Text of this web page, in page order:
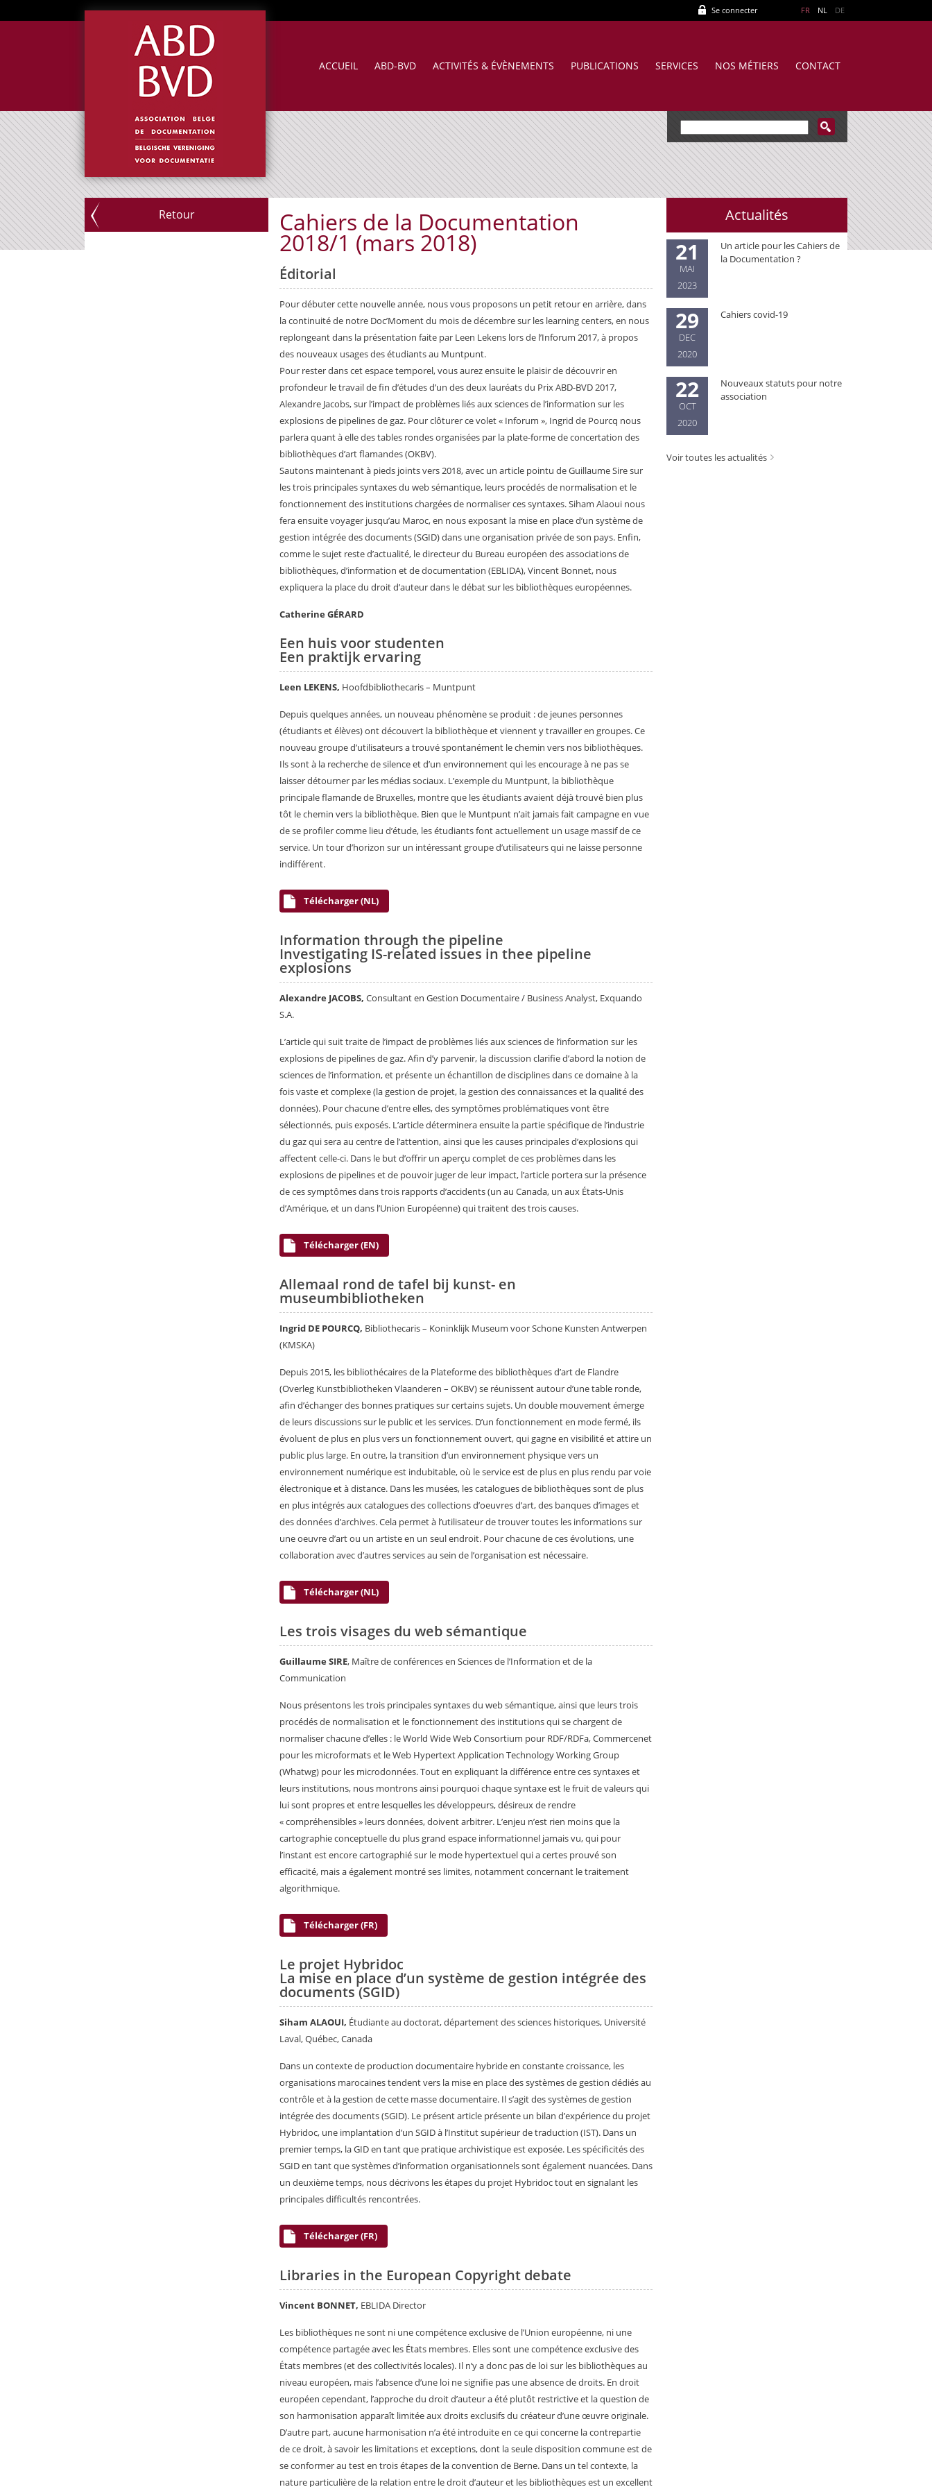
Se connecter FR NL DE
ACCUEIL ABD-BVD ACTIVITÉS & ÉVÈNEMENTS PUBLICATIONS SERVICES NOS MÉTIERS CONTACT
Retour Cahiers de la Documentation
2018/1 (mars 2018)
Éditorial
Pour débuter cette nouvelle année, nous vous proposons un petit retour en arrière, dans
la continuité de notre Doc’Moment du mois de décembre sur les learning centers, en nous
replongeant dans la présentation faite par Leen Lekens lors de l’Inforum 2017, à propos
des nouveaux usages des étudiants au Muntpunt.
Pour rester dans cet espace temporel, vous aurez ensuite le plaisir de découvrir en
profondeur le travail de fin d’études d’un des deux lauréats du Prix ABD-BVD 2017,
Alexandre Jacobs, sur l’impact de problèmes liés aux sciences de l’information sur les
explosions de pipelines de gaz. Pour clôturer ce volet « Inforum », Ingrid de Pourcq nous
parlera quant à elle des tables rondes organisées par la plate-forme de concertation des
bibliothèques d’art flamandes (OKBV).
Sautons maintenant à pieds joints vers 2018, avec un article pointu de Guillaume Sire sur
les trois principales syntaxes du web sémantique, leurs procédés de normalisation et le
fonctionnement des institutions chargées de normaliser ces syntaxes. Siham Alaoui nous
fera ensuite voyager jusqu’au Maroc, en nous exposant la mise en place d’un système de
gestion intégrée des documents (SGID) dans une organisation privée de son pays. Enfin,
comme le sujet reste d’actualité, le directeur du Bureau européen des associations de
bibliothèques, d’information et de documentation (EBLIDA), Vincent Bonnet, nous
expliquera la place du droit d’auteur dans le débat sur les bibliothèques européennes.
Catherine GÉRARD
Een huis voor studenten
Een praktijk ervaring
Leen LEKENS, Hoofdbibliothecaris – Muntpunt
Depuis quelques années, un nouveau phénomène se produit : de jeunes personnes
(étudiants et élèves) ont découvert la bibliothèque et viennent y travailler en groupes. Ce
nouveau groupe d’utilisateurs a trouvé spontanément le chemin vers nos bibliothèques.
Ils sont à la recherche de silence et d’un environnement qui les encourage à ne pas se
laisser détourner par les médias sociaux. L’exemple du Muntpunt, la bibliothèque
principale flamande de Bruxelles, montre que les étudiants avaient déjà trouvé bien plus
tôt le chemin vers la bibliothèque. Bien que le Muntpunt n’ait jamais fait campagne en vue
de se profiler comme lieu d’étude, les étudiants font actuellement un usage massif de ce
service. Un tour d’horizon sur un intéressant groupe d’utilisateurs qui ne laisse personne
indifférent.
Télécharger (NL)
Information through the pipeline
Investigating IS-related issues in thee pipeline
explosions
Alexandre JACOBS, Consultant en Gestion Documentaire / Business Analyst, Exquando
S.A.
L’article qui suit traite de l’impact de problèmes liés aux sciences de l’information sur les
explosions de pipelines de gaz. Afin d’y parvenir, la discussion clarifie d’abord la notion de
sciences de l’information, et présente un échantillon de disciplines dans ce domaine à la
fois vaste et complexe (la gestion de projet, la gestion des connaissances et la qualité des
données). Pour chacune d’entre elles, des symptômes problématiques vont être
sélectionnés, puis exposés. L’article déterminera ensuite la partie spécifique de l’industrie
du gaz qui sera au centre de l’attention, ainsi que les causes principales d’explosions qui
affectent celle-ci. Dans le but d’offrir un aperçu complet de ces problèmes dans les
explosions de pipelines et de pouvoir juger de leur impact, l’article portera sur la présence
de ces symptômes dans trois rapports d’accidents (un au Canada, un aux États-Unis
d’Amérique, et un dans l’Union Européenne) qui traitent des trois causes.
Télécharger (EN)
Allemaal rond de tafel bij kunst- en
museumbibliotheken
Ingrid DE POURCQ, Bibliothecaris – Koninklijk Museum voor Schone Kunsten Antwerpen
(KMSKA)
Depuis 2015, les bibliothécaires de la Plateforme des bibliothèques d’art de Flandre
(Overleg Kunstbibliotheken Vlaanderen – OKBV) se réunissent autour d’une table ronde,
afin d’échanger des bonnes pratiques sur certains sujets. Un double mouvement émerge
de leurs discussions sur le public et les services. D’un fonctionnement en mode fermé, ils
évoluent de plus en plus vers un fonctionnement ouvert, qui gagne en visibilité et attire un
public plus large. En outre, la transition d’un environnement physique vers un
environnement numérique est indubitable, où le service est de plus en plus rendu par voie
électronique et à distance. Dans les musées, les catalogues de bibliothèques sont de plus
en plus intégrés aux catalogues des collections d’oeuvres d’art, des banques d’images et
des données d’archives. Cela permet à l’utilisateur de trouver toutes les informations sur
une oeuvre d’art ou un artiste en un seul endroit. Pour chacune de ces évolutions, une
collaboration avec d’autres services au sein de l’organisation est nécessaire.
Télécharger (NL)
Les trois visages du web sémantique
Guillaume SIRE, Maître de conférences en Sciences de l’Information et de la
Communication
Nous présentons les trois principales syntaxes du web sémantique, ainsi que leurs trois
procédés de normalisation et le fonctionnement des institutions qui se chargent de
normaliser chacune d’elles : le World Wide Web Consortium pour RDF/RDFa, Commercenet
pour les microformats et le Web Hypertext Application Technology Working Group
(Whatwg) pour les microdonnées. Tout en expliquant la différence entre ces syntaxes et
leurs institutions, nous montrons ainsi pourquoi chaque syntaxe est le fruit de valeurs qui
lui sont propres et entre lesquelles les développeurs, désireux de rendre
« compréhensibles » leurs données, doivent arbitrer. L’enjeu n’est rien moins que la
cartographie conceptuelle du plus grand espace informationnel jamais vu, qui pour
l’instant est encore cartographié sur le mode hypertextuel qui a certes prouvé son
efficacité, mais a également montré ses limites, notamment concernant le traitement
algorithmique.
Télécharger (FR)
Le projet Hybridoc
La mise en place d’un système de gestion intégrée des
documents (SGID)
Siham ALAOUI, Étudiante au doctorat, département des sciences historiques, Université
Laval, Québec, Canada
Dans un contexte de production documentaire hybride en constante croissance, les
organisations marocaines tendent vers la mise en place des systèmes de gestion dédiés au
contrôle et à la gestion de cette masse documentaire. Il s’agit des systèmes de gestion
intégrée des documents (SGID). Le présent article présente un bilan d’expérience du projet
Hybridoc, une implantation d’un SGID à l’Institut supérieur de traduction (IST). Dans un
premier temps, la GID en tant que pratique archivistique est exposée. Les spécificités des
SGID en tant que systèmes d’information organisationnels sont également nuancées. Dans
un deuxième temps, nous décrivons les étapes du projet Hybridoc tout en signalant les
principales difficultés rencontrées.
Télécharger (FR)
Libraries in the European Copyright debate
Vincent BONNET, EBLIDA Director
Les bibliothèques ne sont ni une compétence exclusive de l’Union européenne, ni une
compétence partagée avec les États membres. Elles sont une compétence exclusive des
États membres (et des collectivités locales). Il n’y a donc pas de loi sur les bibliothèques au
niveau européen, mais l’absence d’une loi ne signifie pas une absence de droits. En droit
européen cependant, l’approche du droit d’auteur a été plutôt restrictive et la question de
son harmonisation apparaît limitée aux droits exclusifs du créateur d’une œuvre originale.
D’autre part, aucune harmonisation n’a été introduite en ce qui concerne la contrepartie
de ce droit, à savoir les limitations et exceptions, dont la seule disposition commune est de
se conformer au test en trois étapes de la convention de Berne. Dans un tel contexte, la
nature particulière de la relation entre le droit d’auteur et les bibliothèques est un excellent
Actualités
21
MAI
2023
Un article pour les Cahiers de
la Documentation ?
29
DEC
2020
Cahiers covid-19
22
OCT
2020
Nouveaux statuts pour notre
association
Voir toutes les actualités